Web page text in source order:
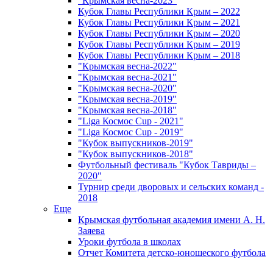
Кубок Главы Республики Крым – 2022
Кубок Главы Республики Крым – 2021
Кубок Главы Республики Крым – 2020
Кубок Главы Республики Крым – 2019
Кубок Главы Республики Крым – 2018
"Крымская весна-2022"
"Крымская весна-2021"
"Крымская весна-2020"
"Крымская весна-2019"
"Крымская весна-2018"
"Liga Космос Cup - 2021"
"Liga Космос Cup - 2019"
"Кубок выпускников-2019"
"Кубок выпускников-2018"
Футбольный фестиваль "Кубок Тавриды –
2020"
Турнир среди дворовых и сельских команд -
2018
Еще
Крымская футбольная академия имени А. Н.
Заяева
Уроки футбола в школах
Отчет Комитета детско-юношеского футбола